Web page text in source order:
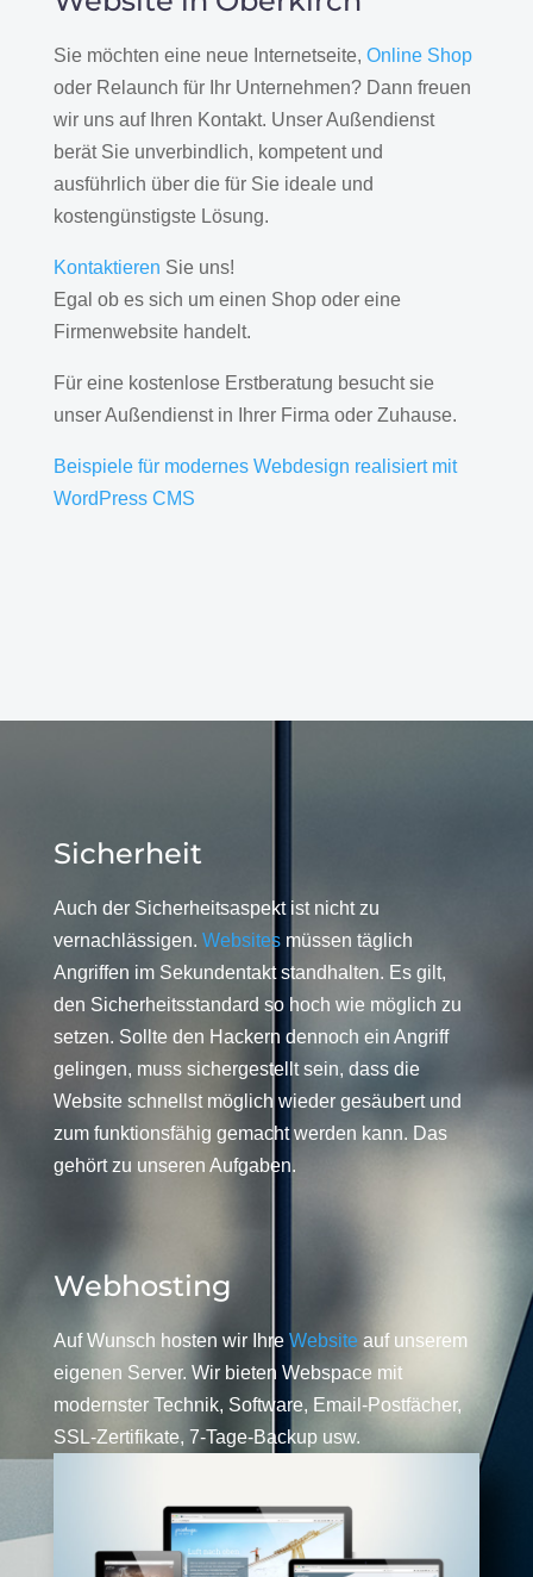
Sie möchten eine neue Internetseite, Online Shop
oder Relaunch für Ihr Unternehmen? Dann freuen
wir uns auf Ihren Kontakt. Unser Außendienst
berät Sie unverbindlich, kompetent und
ausführlich über die für Sie ideale und
kostengünstigste Lösung.
Kontaktieren Sie uns!
Egal ob es sich um einen Shop oder eine
Firmenwebsite handelt.
Für eine kostenlose Erstberatung besucht sie
unser Außendienst in Ihrer Firma oder Zuhause.
Beispiele für modernes Webdesign realisiert mit
WordPress CMS
Sicherheit
Auch der Sicherheitsaspekt ist nicht zu
vernachlässigen. Websitesmüssen täglich
Angriffen im Sekundentakt standhalten. Es gilt,
den Sicherheitsstandard so hoch wie möglich zu
setzen. Sollte den Hackern dennoch ein Angriff
gelingen, muss sichergestellt sein, dass die
Website schnellst möglich wieder gesäubert und
zum funktionsfähig gemacht werden kann. Das
gehört zu unseren Aufgaben.
Webhosting
Auf Wunsch hosten wir Ihre Website auf unserem
eigenen Server. Wir bieten Webspace mit
modernster Technik, Software, Email-Postfächer,
SSL-Zertifikate, 7-Tage-Backup usw.